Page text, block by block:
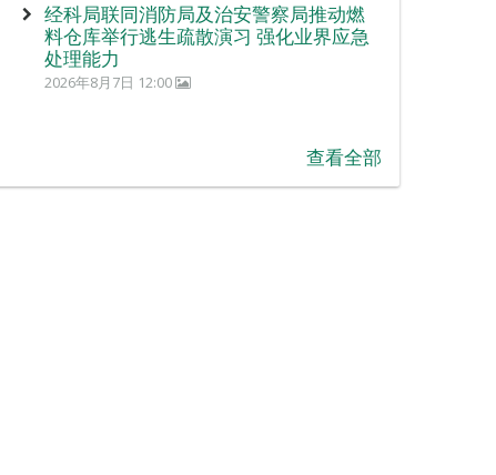
经科局联同消防局及治安警察局推动燃
料仓库举行逃生疏散演习 强化业界应急
处理能力
2026年8月7日 12:00
查看全部